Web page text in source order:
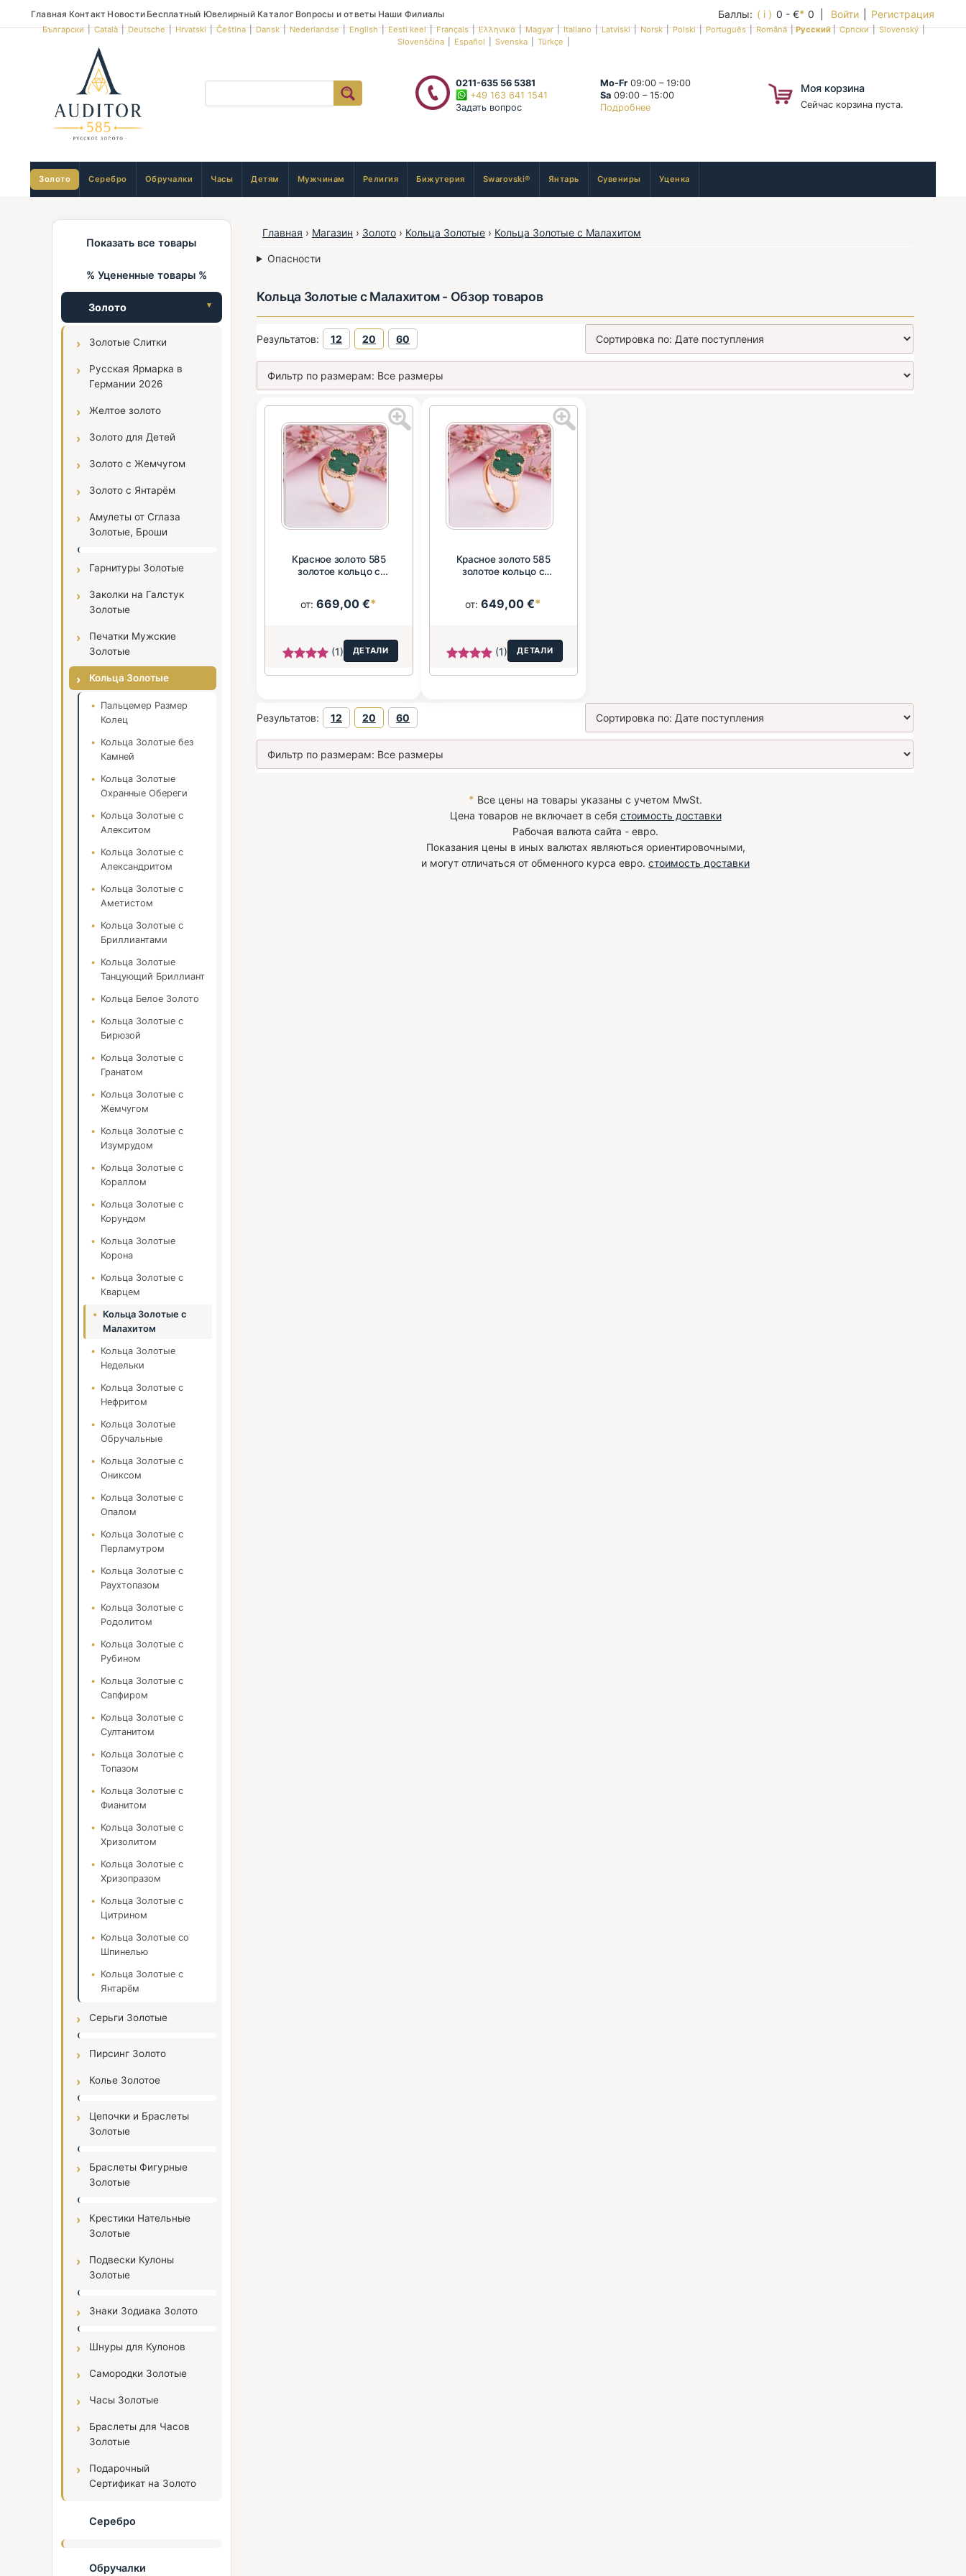
Главная Контакт Новости Бесплатный Ювелирный Каталог Вопросы и ответы Наши Филиалы Баллы: ( i ) 0 - €* 0 | Войти Регистрация
Български|Català|Deutsche|Hrvatski|Čeština|Dansk|Nederlandse|English|Eesti keel|Français|Ελληνικά|Magyar|Italiano|Latviski|Norsk|Polski|Português|Română|Русский|Српски|Slovenský|
Slovenščina
Español Svenska Türkçe
0211-635 56 5381
+49 163 641 1541
Задать вопрос
Mo-Fr09:00 – 19:00
Sa09:00 – 15:00
Подробнее
Моя корзина
Сейчас корзина пуста.
Золото Серебро Обручалки Часы Детям Мужчинам Религия Бижутерия Swarovski® Янтарь Сувениры Уценка
Показать все товары
% Уцененные товары %
Золото
Золотые Слитки
Русская Ярмарка в
Германии 2026
Желтое золото
Золото для Детей
Золото с Жемчугом
Золото с Янтарём
Амулеты от Сглаза
Золотые, Броши
Гарнитуры Золотые
Заколки на Галстук
Золотые
Печатки Мужские
Золотые
Кольца Золотые
Пальцемер Размер
Колец
Кольца Золотые без
Камней
Кольца Золотые
Охранные Обереги
Кольца Золотые с
Алекситом
Кольца Золотые с
Александритом
Кольца Золотые с
Аметистом
Кольца Золотые с
Бриллиантами
Кольца Золотые
Танцующий Бриллиант
Кольца Белое Золото
Кольца Золотые с
Бирюзой
Кольца Золотые с
Гранатом
Кольца Золотые с
Жемчугом
Кольца Золотые с
Изумрудом
Кольца Золотые с
Кораллом
Кольца Золотые с
Корундом
Кольца Золотые
Корона
Кольца Золотые с
Кварцем
Кольца Золотые с
Малахитом
Кольца Золотые
Недельки
Кольца Золотые с
Нефритом
Кольца Золотые
Обручальные
Кольца Золотые с
Ониксом
Кольца Золотые с
Опалом
Кольца Золотые с
Перламутром
Кольца Золотые с
Раухтопазом
Кольца Золотые с
Родолитом
Кольца Золотые с
Рубином
Кольца Золотые с
Сапфиром
Кольца Золотые с
Султанитом
Кольца Золотые с
Топазом
Кольца Золотые с
Фианитом
Кольца Золотые с
Хризолитом
Кольца Золотые с
Хризопразом
Кольца Золотые с
Цитрином
Кольца Золотые со
Шпинелью
Кольца Золотые с
Янтарём
Серьги Золотые
Пирсинг Золото
Колье Золотое
Цепочки и Браслеты
Золотые
Браслеты Фигурные
Золотые
Крестики Нательные
Золотые
Подвески Кулоны
Золотые
Знаки Зодиака Золото
Шнуры для Кулонов
Самородки Золотые
Часы Золотые
Браслеты для Часов
Золотые
Подарочный
Сертификат на Золото
Серебро
Обручалки
Главная › Магазин › Золото › Кольца Золотые › Кольца Золотые с Малахитом
Опасности
Кольца Золотые с Малахитом - Обзор товаров
Результатов: 12 20 60
Красное золото 585
золотое кольцо с
от:669,00 €*
(1) ДЕТАЛИ
Красное золото 585
золотое кольцо с
от:649,00 €*
(1) ДЕТАЛИ
Результатов: 12 20 60
* Все цены на товары указаны с учетом MwSt.
Цена товаров не включает в себя стоимость доставки
Рабочая валюта сайта - евро.
Показания цены в иных валютах являються ориентировочными,
и могут отличаться от обменного курса евро. стоимость доставки